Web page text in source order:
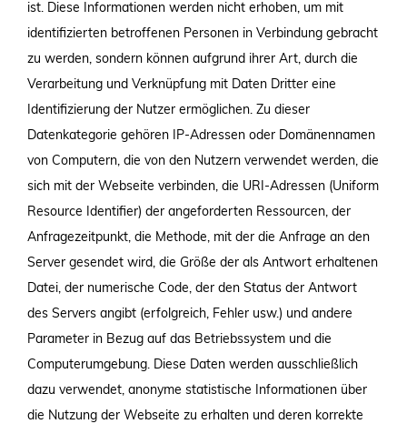
ist. Diese Informationen werden nicht erhoben, um mit
identifizierten betroffenen Personen in Verbindung gebracht
zu werden, sondern können aufgrund ihrer Art, durch die
Verarbeitung und Verknüpfung mit Daten Dritter eine
Identifizierung der Nutzer ermöglichen. Zu dieser
Datenkategorie gehören IP-Adressen oder Domänennamen
von Computern, die von den Nutzern verwendet werden, die
sich mit der Webseite verbinden, die URI-Adressen (Uniform
Resource Identifier) der angeforderten Ressourcen, der
Anfragezeitpunkt, die Methode, mit der die Anfrage an den
Server gesendet wird, die Größe der als Antwort erhaltenen
Datei, der numerische Code, der den Status der Antwort
des Servers angibt (erfolgreich, Fehler usw.) und andere
Parameter in Bezug auf das Betriebssystem und die
Computerumgebung. Diese Daten werden ausschließlich
dazu verwendet, anonyme statistische Informationen über
die Nutzung der Webseite zu erhalten und deren korrekte